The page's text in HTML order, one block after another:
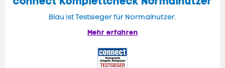
Blau ist Testsieger für Normalnutzer.
Mehr erfahren